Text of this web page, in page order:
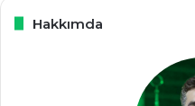
Hakkımda